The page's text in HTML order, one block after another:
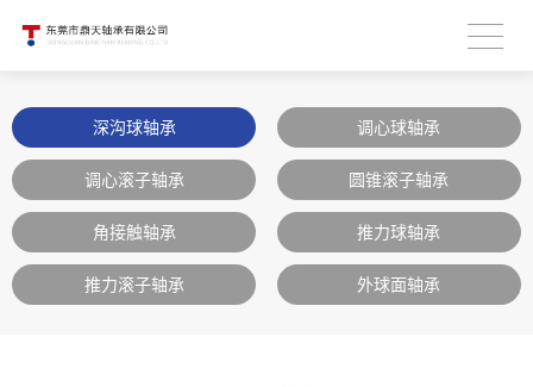
深沟球轴承 调心球轴承
调心滚子轴承 圆锥滚子轴承
角接触轴承 推力球轴承
推力滚子轴承 外球面轴承